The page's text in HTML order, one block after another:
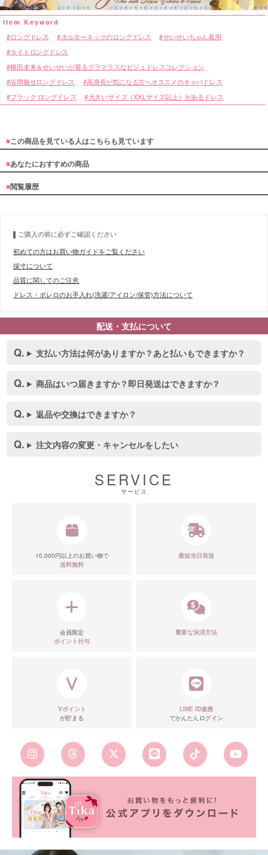
■カラーバリエーション
ロングドレス ホルターネックのロングドレス せいせいちゃん着用
タイトロングドレス
横田未来＆せいせいが着るグラマラスなビジュドレスコレクション
谷間魅せロングドレス
高身長が気になる方へオススメのキャバドレス
ブラック ロングドレス
大きいサイズ（XXLサイズ以上）があるドレス
■この商品を見ている人はこちらも見ています
■あなたにおすすめの商品
■閲覧履歴
ご購入の前に必ずご確認ください
初めての方はお買い物ガイドをご覧ください
採寸について
品質に関してのご注意
ドレス・ボレロのお手入れ(洗濯/アイロン/保管)方法について
配送・支払について
支払い方法は何がありますか？あと払いもできますか？
商品はいつ届きますか？即日発送はできますか？
返品や交換はできますか？
注文内容の変更・キャンセルをしたい
SERVICE
サービス
10,000円以上のお買い物で
送料無料
最短当日発送
会員限定
ポイント付与
豊富な決済方法
Vポイント
が貯まる
LINE ID連携
でかんたんログイン